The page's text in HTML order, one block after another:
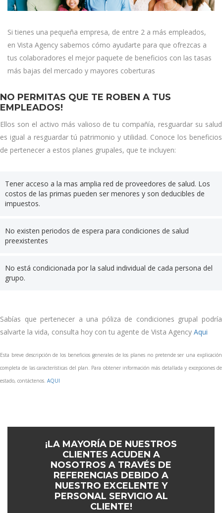
Si tienes una pequeña empresa, de entre 2 a más empleados,
en Vista Agency sabemos cómo ayudarte para que ofrezcas a
tus colaboradores el mejor paquete de beneficios con las tasas
más bajas del mercado y mayores coberturas
NO PERMITAS QUE TE ROBEN A TUS
EMPLEADOS!
Ellos son el activo más valioso de tu compañía, resguardar su salud
es igual a resguardar tú patrimonio y utilidad. Conoce los beneficios
de pertenecer a estos planes grupales, que te incluyen:
Tener acceso a la mas amplia red de proveedores de salud. Los
costos de las primas pueden ser menores y son deducibles de
impuestos.
No existen periodos de espera para condiciones de salud
preexistentes
No está condicionada por la salud individual de cada persona del
grupo.
Sabías que pertenecer a una póliza de condiciones grupal podría
salvarte la vida, consulta hoy con tu agente de Vista Agency Aqui
Esta breve descripción de los beneficios generales de los planes no pretende ser una explicación
completa de las características del plan. Para obtener información más detallada y excepciones de
estado, contáctenos. AQUI
¡LA MAYORÍA DE NUESTROS
CLIENTES ACUDEN A
NOSOTROS A TRAVÉS DE
REFERENCIAS DEBIDO A
NUESTRO EXCELENTE Y
PERSONAL SERVICIO AL
CLIENTE!